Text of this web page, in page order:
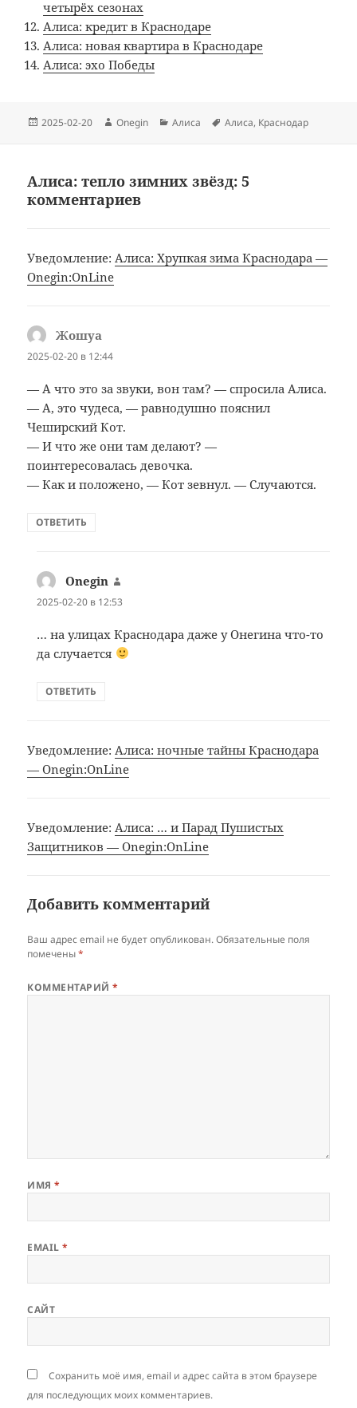
четырёх сезонах
Алиса: кредит в Краснодаре
Алиса: новая квартира в Краснодаре
Алиса: эхо Победы
Опубликовано
2025-02-20 Автор
Onegin Рубрики
Алиса Метки
Алиса, Краснодар
Алиса: тепло зимних звёзд: 5
комментариев
Уведомление: Алиса: Хрупкая зима Краснодара —
Onegin:OnLine
Жошуа
2025-02-20 в 12:44
— А что это за звуки, вон там? — спросила Алиса.
— А, это чудеса, — равнодушно пояснил
Чеширский Кот.
— И что же они там делают? —
поинтересовалась девочка.
— Как и положено, — Кот зевнул. — Случаются.
ОТВЕТИТЬ
Onegin
2025-02-20 в 12:53
… на улицах Краснодара даже у Онегина что-то
да случается
ОТВЕТИТЬ
Уведомление: Алиса: ночные тайны Краснодара
— Onegin:OnLine
Уведомление: Алиса: … и Парад Пушистых
Защитников — Onegin:OnLine
Добавить комментарий
Ваш адрес email не будет опубликован. Обязательные поля
помечены*
КОММЕНТАРИЙ*
ИМЯ*
EMAIL*
САЙТ
Сохранить моё имя, email и адрес сайта в этом браузере
для последующих моих комментариев.